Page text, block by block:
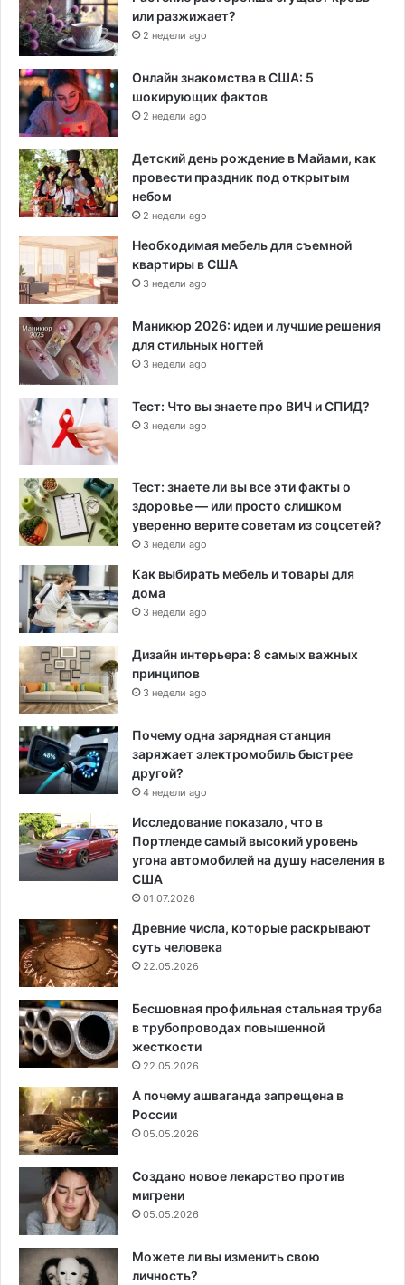
или разжижает?
2 недели ago
Онлайн знакомства в США: 5
шокирующих фактов
2 недели ago
Детский день рождение в Майами, как
провести праздник под открытым
небом
2 недели ago
Необходимая мебель для съемной
квартиры в США
3 недели ago
Маникюр 2026: идеи и лучшие решения
для стильных ногтей
3 недели ago
Тест: Что вы знаете про ВИЧ и СПИД?
3 недели ago
Тест: знаете ли вы все эти факты о
здоровье — или просто слишком
уверенно верите советам из соцсетей?
3 недели ago
Как выбирать мебель и товары для
дома
3 недели ago
Дизайн интерьера: 8 самых важных
принципов
3 недели ago
Почему одна зарядная станция
заряжает электромобиль быстрее
другой?
4 недели ago
Исследование показало, что в
Портленде самый высокий уровень
угона автомобилей на душу населения в
США
01.07.2026
Древние числа, которые раскрывают
суть человека
22.05.2026
Бесшовная профильная стальная труба
в трубопроводах повышенной
жесткости
22.05.2026
А почему ашваганда запрещена в
России
05.05.2026
Создано новое лекарство против
мигрени
05.05.2026
Можете ли вы изменить свою
личность?